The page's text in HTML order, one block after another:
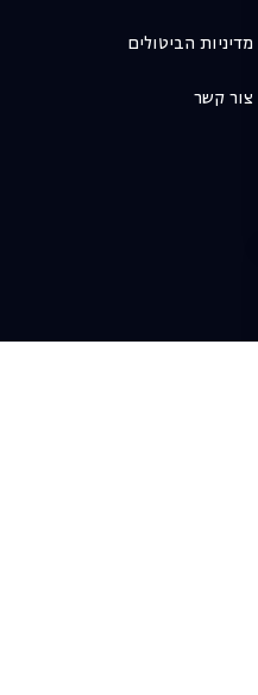
מדיניות הביטולים
צור קשר